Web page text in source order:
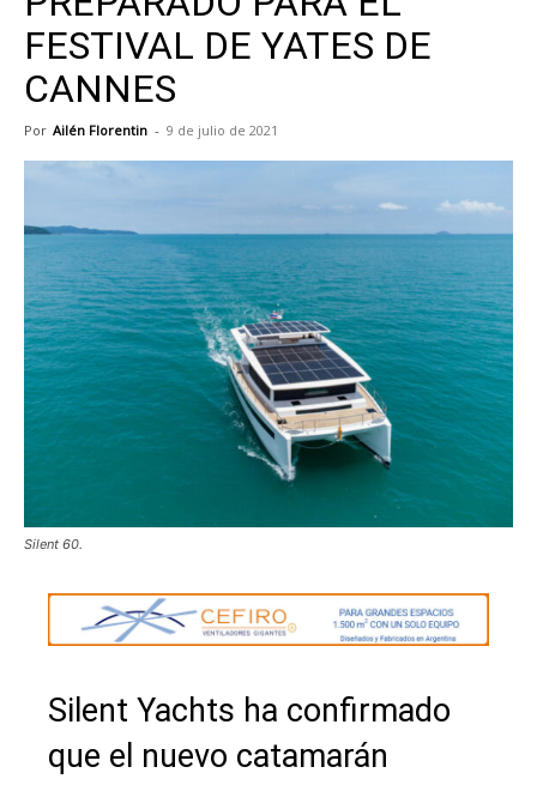
FESTIVAL DE YATES DE
CANNES
Por Ailén Florentin - 9 de julio de 2021
Silent 60.
Silent Yachts ha confirmado
que el nuevo catamarán